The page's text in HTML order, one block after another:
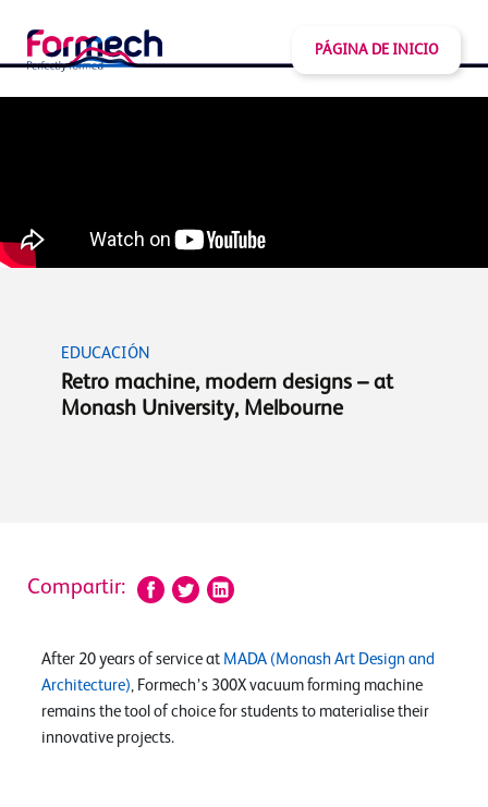
PÁGINA DE INICIO
EDUCACIÓN
Retro machine, modern designs – at
Monash University, Melbourne
Compartir:
After 20 years of service at MADA (Monash Art Design and
Architecture) , Formech’s 300X vacuum forming machine
remains the tool of choice for students to materialise their
innovative projects.